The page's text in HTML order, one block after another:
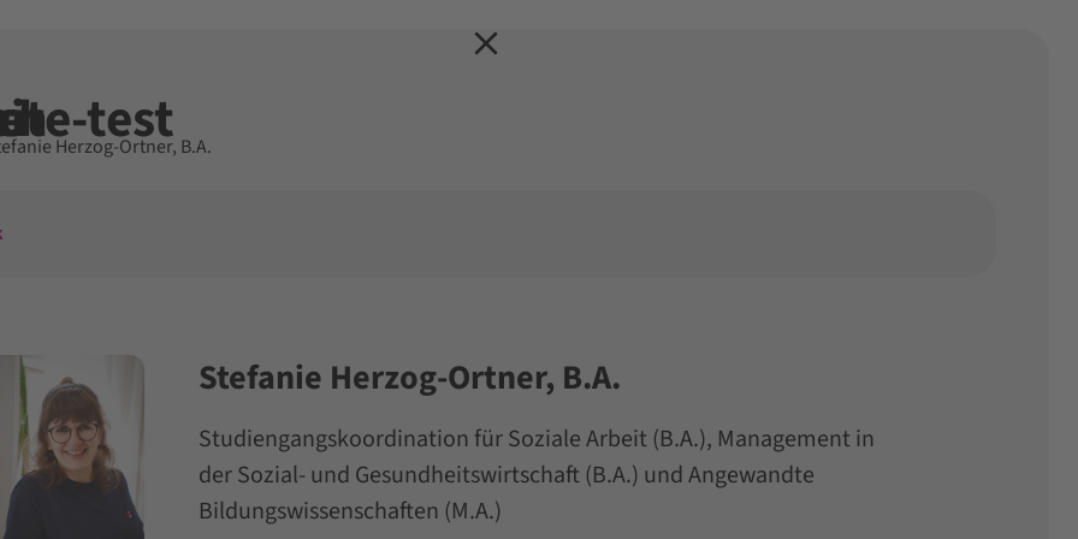
test
Herzog-Ortner, B.A.
Stefanie Herzog-Ortner, B.A.
Studiengangskoordination für Soziale Arbeit (B.A.), Management in
der Sozial- und Gesundheitswirtschaft (B.A.) und Angewandte
Bildungswissenschaften (M.A.)